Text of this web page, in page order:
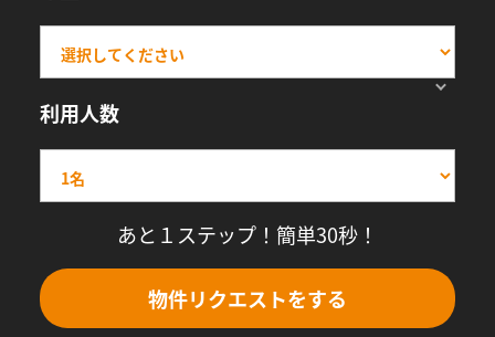
利用人数
あと１ステップ！簡単30秒！
物件リクエストをする